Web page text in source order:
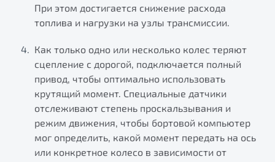
При этом достигается снижение расхода
топлива и нагрузки на узлы трансмиссии.
Как только одно или несколько колес теряют
сцепление с дорогой, подключается полный
привод, чтобы оптимально использовать
крутящий момент. Специальные датчики
отслеживают степень проскальзывания и
режим движения, чтобы бортовой компьютер
мог определить, какой момент передать на ось
или конкретное колесо в зависимости от